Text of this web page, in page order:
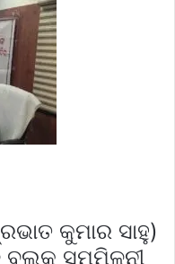
କୁମାର ସାହୁ)
ବ୍ଲକ ସମ୍ମିଳନୀ